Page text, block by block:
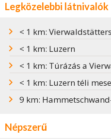
Legközelebbi látnivalók
< 1 km:
< 1 km: Luzern
< 1 km: Túrázás a
< 1 km: Luzern téli
9 km:
Népszerű